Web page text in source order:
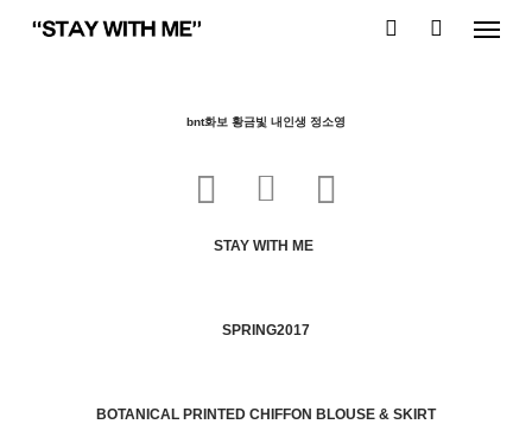
Menu
bnt화보 황금빛 내인생 정소영
STAY WITH ME
SPRING2017
BOTANICAL PRINTED CHIFFON BLOUSE & SKIRT